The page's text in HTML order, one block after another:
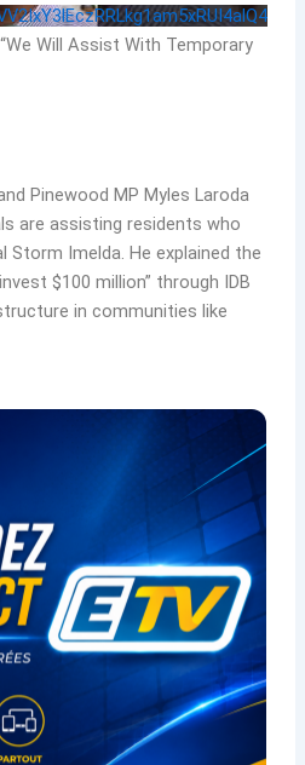
Will Assist With Temporary
Pinewood MP Myles Laroda
are assisting residents who
Imelda. He explained the
$100 million” through IDB
in communities like